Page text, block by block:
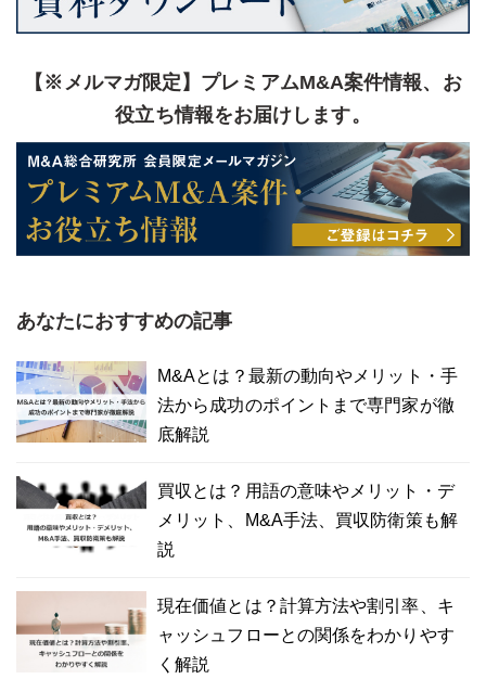
【※メルマガ限定】プレミアムM&A案件情報、お
役立ち情報をお届けします。
あなたにおすすめの記事
M&Aとは？最新の動向やメリット・手
法から成功のポイントまで専門家が徹
底解説
買収とは？用語の意味やメリット・デ
メリット、M&A手法、買収防衛策も解
説
現在価値とは？計算方法や割引率、キ
ャッシュフローとの関係をわかりやす
く解説